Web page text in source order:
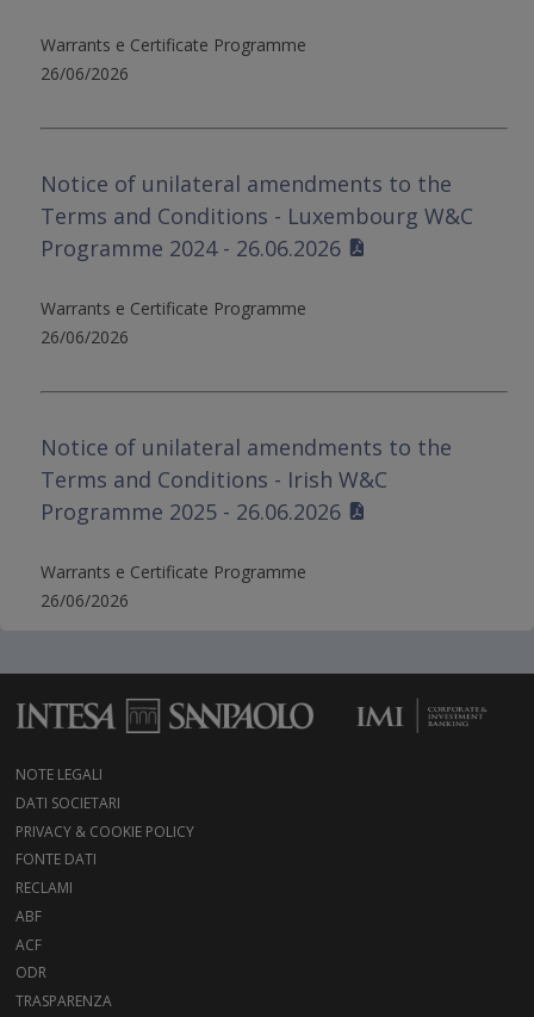
Warrants e Certificate Programme
26/06/2026
Notice of unilateral amendments to the
Terms and Conditions - Luxembourg W&C
Programme 2024 - 26.06.2026
Warrants e Certificate Programme
26/06/2026
Notice of unilateral amendments to the
Terms and Conditions - Irish W&C
Programme 2025 - 26.06.2026
Warrants e Certificate Programme
26/06/2026
NOTE LEGALI
DATI SOCIETARI
PRIVACY & COOKIE POLICY
FONTE DATI
RECLAMI
ABF
ACF
ODR
TRASPARENZA